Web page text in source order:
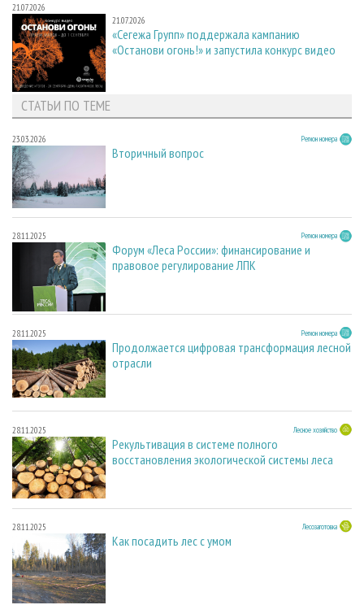
21.07.2026
21.07.2026
«Сегежа Групп» поддержала кампанию
«Останови огонь!» и запустила конкурс видео
СТАТЬИ ПО ТЕМЕ
23.03.2026 Регион номера
Вторичный вопрос
28.11.2025 Регион номера
Форум «Леса России»: финансирование и
правовое регулирование ЛПК
28.11.2025 Регион номера
Продолжается цифровая трансформация лесной
отрасли
28.11.2025 Лесное хозяйство
Рекультивация в системе полного
восстановления экологической системы леса
28.11.2025 Лесозаготовка
Как посадить лес с умом